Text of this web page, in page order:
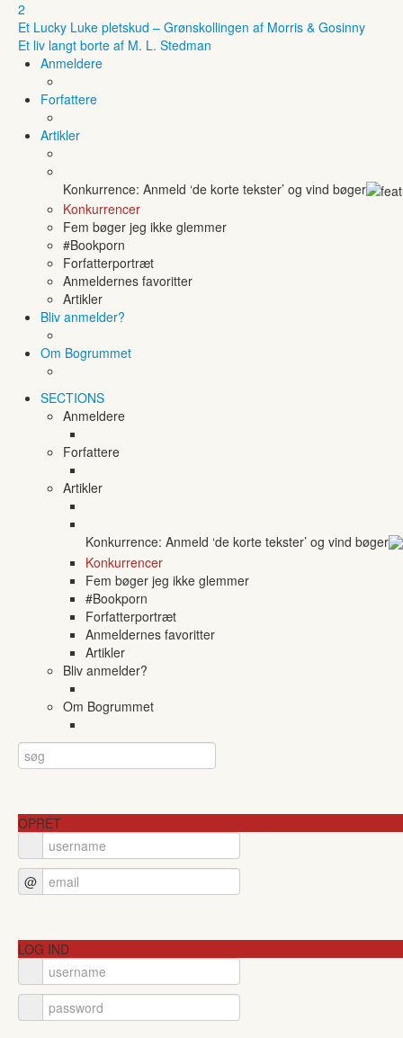
2
Et Lucky Luke pletskud – Grønskollingen af Morris & Gosinny
Et liv langt borte af M. L. Stedman
Anmeldere
Forfattere
Artikler
Konkurrence: Anmeld ‘de korte tekster’ og vind bøger
Konkurrencer
Fem bøger jeg ikke glemmer
#Bookporn
Forfatterportræt
Anmeldernes favoritter
Artikler
Bliv anmelder?
Om Bogrummet
SECTIONS
Anmeldere
Forfattere
Artikler
Konkurrence: Anmeld ‘de korte tekster’ og vind bøger
Konkurrencer
Fem bøger jeg ikke glemmer
#Bookporn
Forfatterportræt
Anmeldernes favoritter
Artikler
Bliv anmelder?
Om Bogrummet
OPRET
@
LOG IND